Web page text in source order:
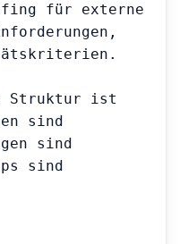
für externe
Struktur ist
sind
sind
sind